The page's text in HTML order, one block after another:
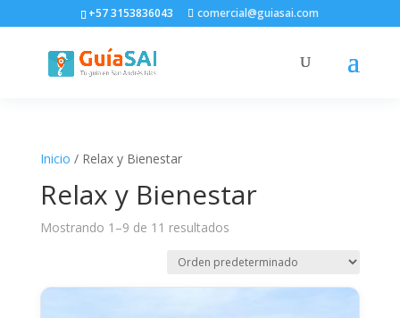
+57 3153836043 comercial@guiasai.com
Inicio / Relax y Bienestar
Relax y Bienestar
Mostrando 1–9 de 11 resultados